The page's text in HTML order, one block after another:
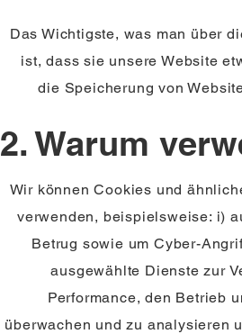
Das Wichtigste, was man über
ist, dass sie unsere Website
die Speicherung von
2. Warum
Wir können Cookies und
verwenden, beispielsweise: i)
Betrug sowie um Cyber-
ausgewählte Dienste zur
Performance, den Betrieb
überwachen und zu analysieren